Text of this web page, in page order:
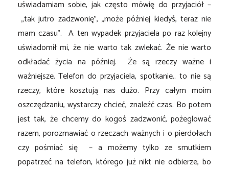
uświadamiam sobie, jak często mówię do przyjaciół –
„tak jutro zadzwonię”, „może później kiedyś, teraz nie
mam czasu”. A ten wypadek przyjaciela po raz kolejny
uświadomił mi, że nie warto tak zwlekać. Że nie warto
odkładać życia na później. Że są rzeczy ważne i
ważniejsze. Telefon do przyjaciela, spotkanie.. to nie są
rzeczy, które kosztują nas dużo. Przy całym moim
oszczędzaniu, wystarczy chcieć, znaleźć czas. Bo potem
jest tak, że chcemy do kogoś zadzwonić, pożeglować
razem, porozmawiać o rzeczach ważnych i o pierdołach
czy pośmiać się – a możemy tylko ze smutkiem
popatrzeć na telefon, którego już nikt nie odbierze, bo